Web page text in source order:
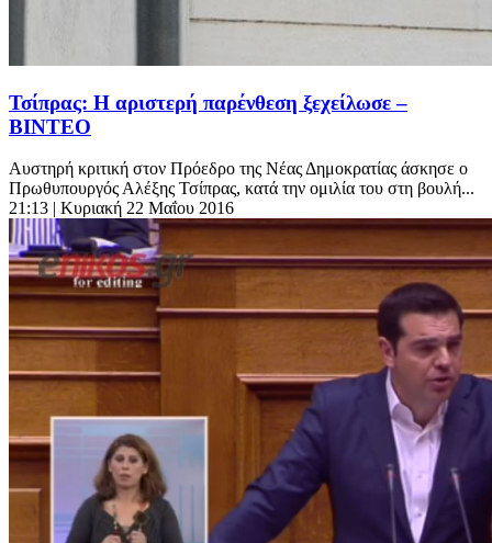
Τσίπρας: Η αριστερή παρένθεση ξεχείλωσε –
ΒΙΝΤΕΟ
Αυστηρή κριτική στον Πρόεδρο της Νέας Δημοκρατίας άσκησε ο
Πρωθυπουργός Αλέξης Τσίπρας, κατά την ομιλία του στη βουλή...
21:13 | Κυριακή 22 Μαΐου 2016